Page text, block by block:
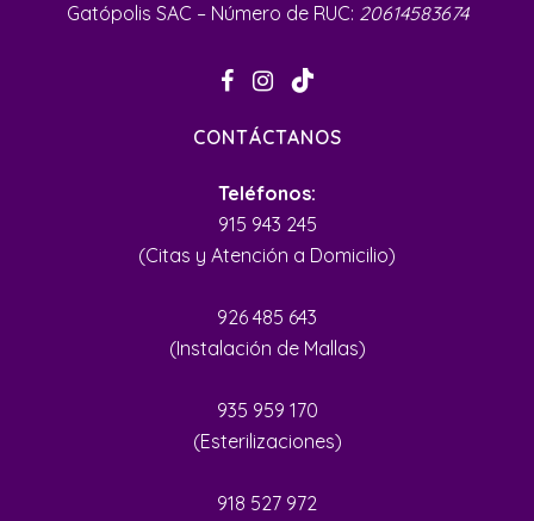
Gatópolis SAC – Número de RUC: 20614583674
CONTÁCTANOS
Teléfonos:
915 943 245
(Citas y Atención a Domicilio)
926 485 643
(Instalación de Mallas)
935 959 170
(Esterilizaciones)
918 527 972